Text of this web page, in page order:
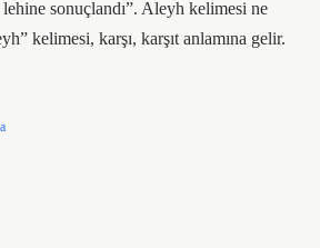
sonuçlandı”. Aleyh kelimesi ne
kelimesi, karşı, karşıt anlamına gelir.